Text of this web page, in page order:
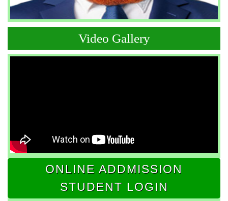
Video Gallery
ONLINE ADDMISSION
STUDENT LOGIN